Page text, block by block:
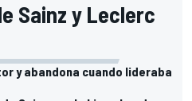
Sainz y Leclerc
y abandona cuando lideraba